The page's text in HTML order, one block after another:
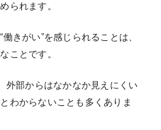
られます。
きがい”を感じられることは、
ことです。
外部からはなかなか見えにくい
わからないことも多くありま